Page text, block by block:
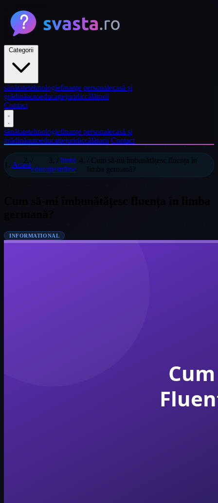
sănătatetehnologiefinanțe personalecasă și
grădinăautoeducațiejuridiccălătorii
Contact
sănătatetehnologiefinanțe personalecasă și
grădinăautoeducațiejuridiccălătorii Contact
Acasă
educație
limbi
străine
/ Cum să-mi îmbunătățesc fluența în
limba germană?
INFORMATIONAL